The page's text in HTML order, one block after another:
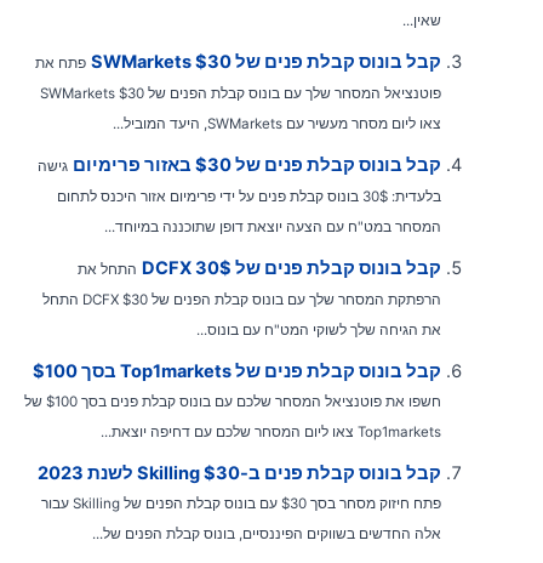
שאין...
קבל בונוס קבלת פנים של SWMarkets $30
פתח את
פוטנציאל המסחר שלך עם בונוס קבלת הפנים של SWMarkets $30
צאו ליום מסחר מעשיר עם SWMarkets, היעד המוביל...
קבל בונוס קבלת פנים של $30 באזור פרימיום
גישה
בלעדית: 30$ בונוס קבלת פנים על ידי פרימיום אזור היכנס לתחום
המסחר במט"ח עם הצעה יוצאת דופן שתוכננה במיוחד...
קבל בונוס קבלת פנים של DCFX 30$
התחל את
הרפתקת המסחר שלך עם בונוס קבלת הפנים של DCFX $30 התחל
את הגיחה שלך לשוקי המט"ח עם בונוס...
קבל בונוס קבלת פנים של Top1markets בסך $100
חשפו את פוטנציאל המסחר שלכם עם בונוס קבלת פנים בסך $100 של
Top1markets צאו ליום המסחר שלכם עם דחיפה יוצאת...
קבל בונוס קבלת פנים ב-Skilling $30 לשנת 2023
פתח חיזוק מסחר בסך $30 עם בונוס קבלת הפנים של Skilling עבור
אלה החדשים בשווקים הפיננסיים, בונוס קבלת הפנים של...